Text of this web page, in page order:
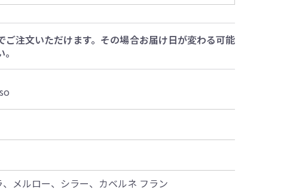
注文いただけます。その場合お届け日が変わる可能
メルロー、シラー、カベルネ フラン